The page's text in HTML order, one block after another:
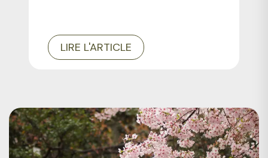
LIRE L'ARTICLE